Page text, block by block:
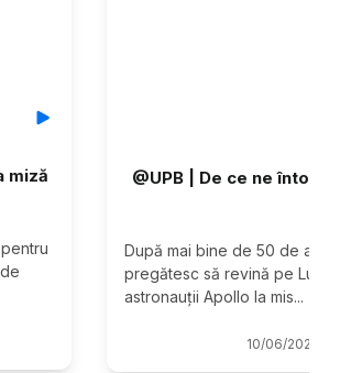
miză
@UPB | De ce ne
După mai bine de 50 de ani,
pregătesc să revină pe Lună.
astronauții Apollo la mis...
10/06/2026